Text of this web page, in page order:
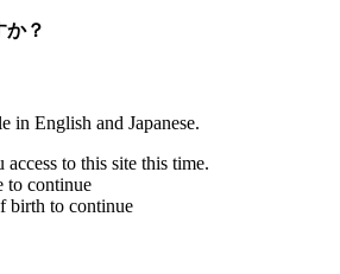
か？
in English and Japanese.
to this site this time.
to continue
birth to continue